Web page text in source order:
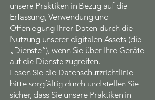
unsere Praktiken in Bezug auf die
Erfassung, Verwendung und
Offenlegung Ihrer Daten durch die
Nutzung unserer digitalen Assets (die
„Dienste“), wenn Sie über Ihre Geräte
auf die Dienste zugreifen.
Lesen Sie die Datenschutzrichtlinie
bitte sorgfältig durch und stellen Sie
sicher, dass Sie unsere Praktiken in